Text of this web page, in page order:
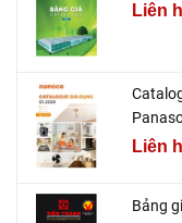
Liên
Liên
Bảng